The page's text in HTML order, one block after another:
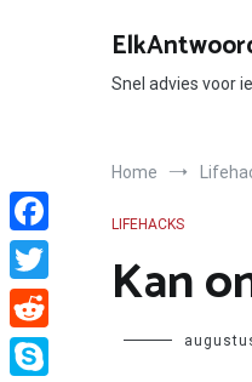
Snel advies voor
Home
LIFEHACKS
Kan
Author
Facebook
Twitter
Reddit